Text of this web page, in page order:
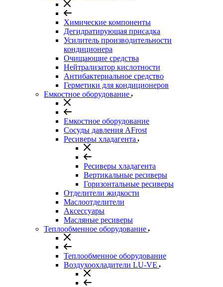
Химические компоненты
Дегидратирующая присадка
Усилитель производительности
кондиционера
Очищающие средства
Нейтрализатор кислотности
Антибактериальное средство
Герметики для кондиционеров
Емкостное оборудование
Емкостное оборудование
Сосуды давления AFrost
Ресиверы хладагента
Ресиверы хладагента
Вертикальные ресиверы
Горизонтальные ресиверы
Отделители жидкости
Маслоотделители
Аксессуары
Масляные ресиверы
Теплообменное оборудование
Теплообменное оборудование
Воздухоохладители LU-VE